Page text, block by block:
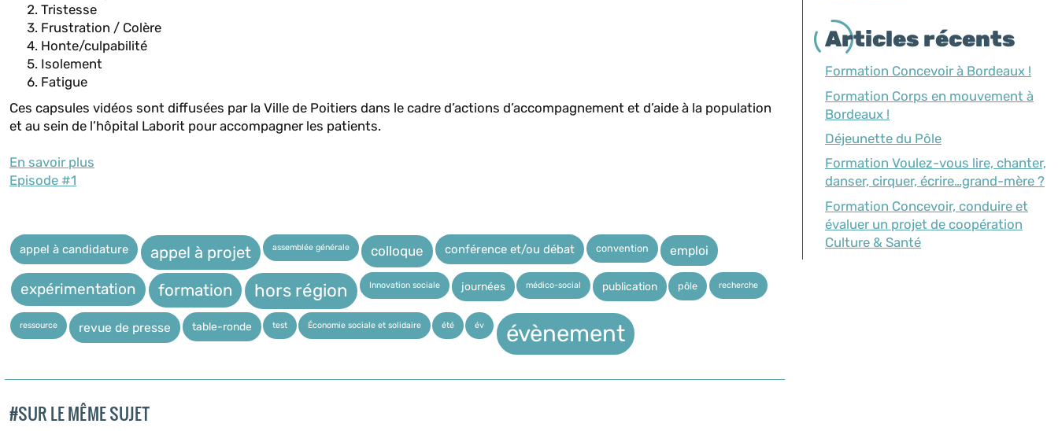
Tristesse
Frustration / Colère
Honte/culpabilité
Isolement
Fatigue
Ces capsules vidéos sont diffusées par la Ville de Poitiers dans le cadre d’actions d’accompagnement et d’aide à la population
et au sein de l’hôpital Laborit pour accompagner les patients.
En savoir plus
Episode #1
appel à candidature appel à projet assemblée générale colloque conférence et/ou débat convention emploi
expérimentation formation hors région Innovation sociale journées médico-social publication pôle recherche
ressource revue de presse table-ronde test Économie sociale et solidaire été év évènement
#SUR LE MÊME SUJET
Articles récents
Formation Concevoir à Bordeaux !
Formation Corps en mouvement à
Bordeaux !
Déjeunette du Pôle
Formation Voulez-vous lire, chanter,
danser, cirquer, écrire…grand-mère ?
Formation Concevoir, conduire et
évaluer un projet de coopération
Culture & Santé